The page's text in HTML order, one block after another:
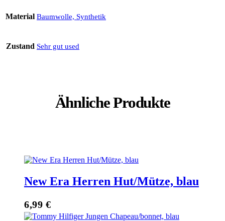
Material Baumwolle, Synthetik
Zustand Sehr gut used
Ähnliche Produkte
New Era Herren Hut/Mütze, blau
6,99 €